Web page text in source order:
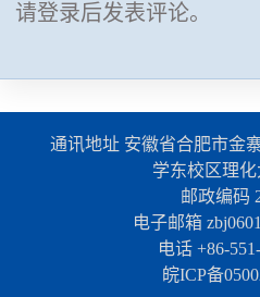
请登录后发表评论。
通讯地址 安徽省合肥市金
学东校区理化
邮政编码
电子邮箱
电话 +86-
皖ICP备